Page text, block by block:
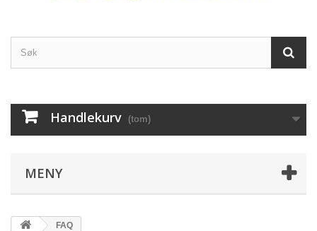
Handlekurv (tom)
MENY
FAQ